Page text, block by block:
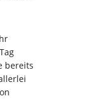
bereits